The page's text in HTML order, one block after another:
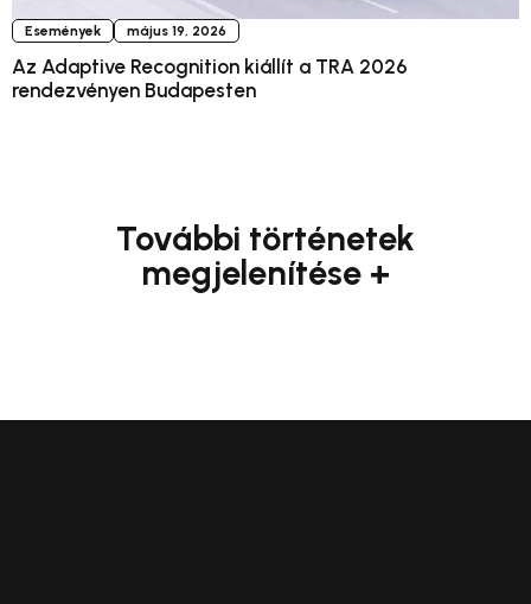
Események május 19, 2026
Az Adaptive Recognition kiállít a TRA 2026
rendezvényen Budapesten
További történetek
megjelenítése +